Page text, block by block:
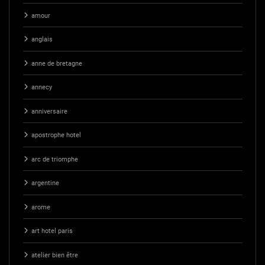
amour
anglais
anne de bretagne
annecy
anniversaire
apostrophe hotel
arc de triomphe
argentine
arome
art hotel paris
atelier bien être